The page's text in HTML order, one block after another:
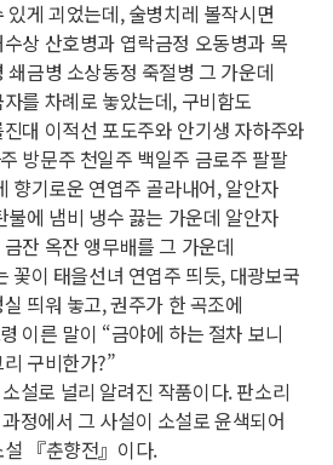
게 괴었는데, 술병치레 볼작시면
상 산호병과 엽락금정 오동병과 목
금병 소상동정 죽절병 그 가운데
를 차례로 놓았는데, 구비함도
대 이적선 포도주와 안기생 자하주와
방문주 천일주 백일주 금로주 팔팔
향기로운 연엽주 골라내어, 알안자
불에 냄비 냉수 끓는 가운데 알안자
잔 옥잔 앵무배를 그 가운데
꽃이 태을선녀 연엽주 띄듯, 대광보국
띄워 놓고, 권주가 한 곡조에
이른 말이 “금야에 하는 절차 보니
구비한가?”
설로 널리 알려진 작품이다. 판소리
정에서 그 사설이 소설로 윤색되어
『춘향전』이다.